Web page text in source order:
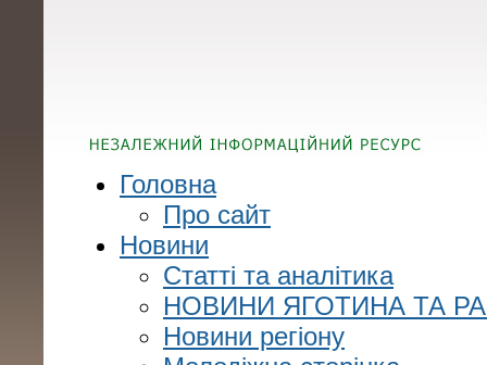
Головна
Про сайт
Новини
Статті та аналітика
НОВИНИ ЯГОТИНА ТА
Новини регіону